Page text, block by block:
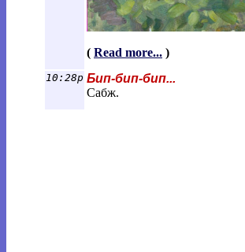
( Read more... )
10:28p Бип-бип-бип...
Сабж.